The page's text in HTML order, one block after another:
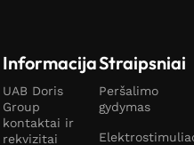
Informacija
UAB Doris
Group
kontaktai ir
rekvizitai
Straipsniai
Peršalimo
gydymas